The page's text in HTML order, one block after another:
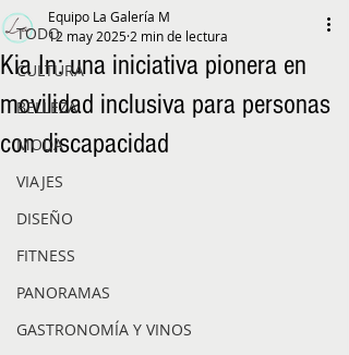
TODO
CULTURA
BELLEZA
MODA
VIAJES
DISEÑO
FITNESS
PANORAMAS
GASTRONOMÍA Y VINOS
Kia In: una iniciativa pionera en
movilidad inclusiva para personas
con discapacidad
Equipo La Galería M
12 may 2025 2 min de lectura